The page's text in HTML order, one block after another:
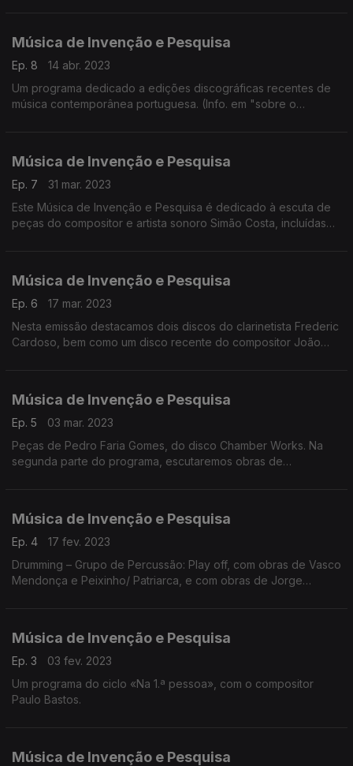
Música de Invenção e Pesquisa
Ep. 8
14 abr. 2023
Um programa dedicado a edições discográficas recentes de
música contemporânea portuguesa. (Info. em "sobre o
Música de Invenção e Pesquisa
Ep. 7
31 mar. 2023
Este Música de Invenção e Pesquisa é dedicado à escuta de
peças do compositor e artista sonoro Simão Costa, incluídas
Música de Invenção e Pesquisa
Ep. 6
17 mar. 2023
Nesta emissão destacamos dois discos do clarinetista Frederic
Cardoso, bem como um disco recente do compositor João
Música de Invenção e Pesquisa
Ep. 5
03 mar. 2023
Peças de Pedro Faria Gomes, do disco Chamber Works. Na
segunda parte do programa, escutaremos obras de
Música de Invenção e Pesquisa
Ep. 4
17 fev. 2023
Drumming – Grupo de Percussão: Play off, com obras de Vasco
Mendonça e Peixinho/ Patriarca, e com obras de Jorge
Música de Invenção e Pesquisa
Ep. 3
03 fev. 2023
Um programa do ciclo «Na 1.ª pessoa», com o compositor
Paulo Bastos.
Música de Invenção e Pesquisa